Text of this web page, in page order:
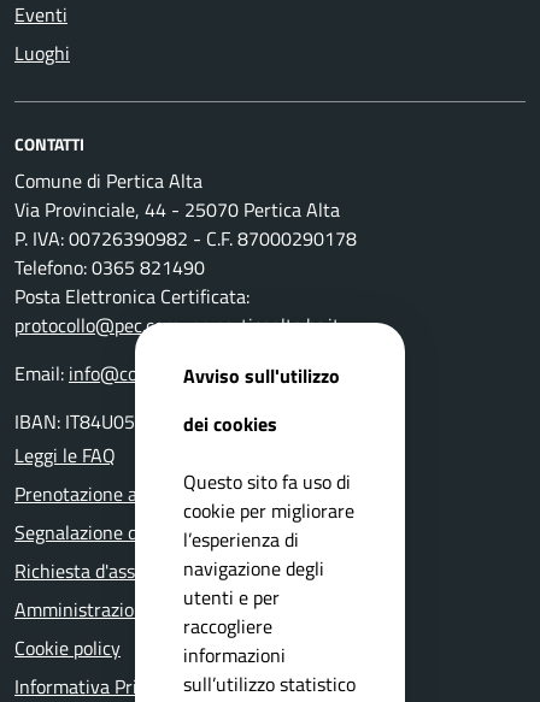
Eventi
Luoghi
CONTATTI
Comune di Pertica Alta
Via Provinciale, 44 - 25070 Pertica Alta
P. IVA: 00726390982 - C.F. 87000290178
Telefono: 0365 821490
Posta Elettronica Certificata:
protocollo@pec.comune.perticaalta.bs.it
Email: info@comune.perticaalta.bs.it
IBAN: IT84U0511655390000000028800
Leggi le FAQ
Prenotazione appuntamento
Segnalazione disservizio
Richiesta d'assistenza
Amministrazione trasparente
Cookie policy
Informativa Privacy
Avviso sull'utilizzo
dei cookies
Questo sito fa uso di
cookie per migliorare
l’esperienza di
navigazione degli
utenti e per
raccogliere
informazioni
sull’utilizzo statistico